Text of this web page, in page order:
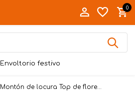
0
Envoltorio festivo
Montón de locura Top de flore...